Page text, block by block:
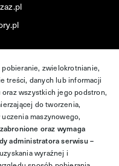
zwielokrotnianie,
treści, danych lub informacji
wszystkich jego podstron,
do tworzenia,
maszynowego,
oraz wymaga
administratora serwisu –
wyraźnej i